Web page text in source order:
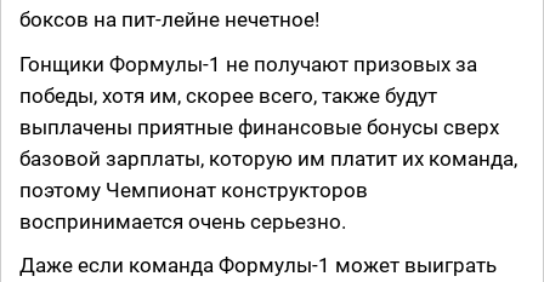
боксов на пит-лейне нечетное!
Гонщики Формулы-1 не получают призовых за
победы, хотя им, скорее всего, также будут
выплачены приятные финансовые бонусы сверх
базовой зарплаты, которую им платит их команда,
поэтому Чемпионат конструкторов
воспринимается очень серьезно.
Даже если команда Формулы-1 может выиграть